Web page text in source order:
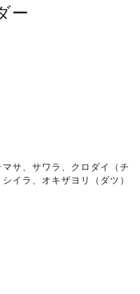
ー
サ、サワラ、クロダイ（チ
イラ、オキザヨリ（ダツ）